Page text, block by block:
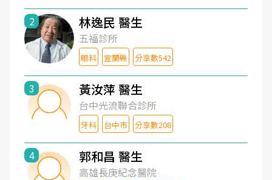
2 林逸民 醫生
五福診所
眼科 宜蘭縣 分享數542
3 黃汝萍 醫生
台中光流聯合診所
牙科 台中市 分享數208
4 郭和昌 醫生
高雄長庚紀念醫院